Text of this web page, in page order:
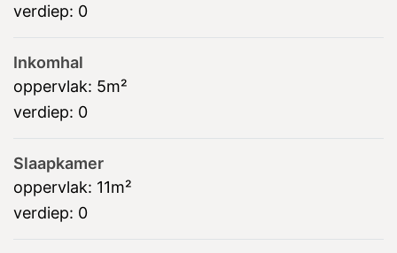
verdiep: 0
Inkomhal
oppervlak: 5m²
verdiep: 0
Slaapkamer
oppervlak: 11m²
verdiep: 0